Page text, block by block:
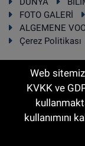
FOTO GALERİ
ALGEMENE
Çerez Politikası
RSS
Web
KVKK ve
kullanımını